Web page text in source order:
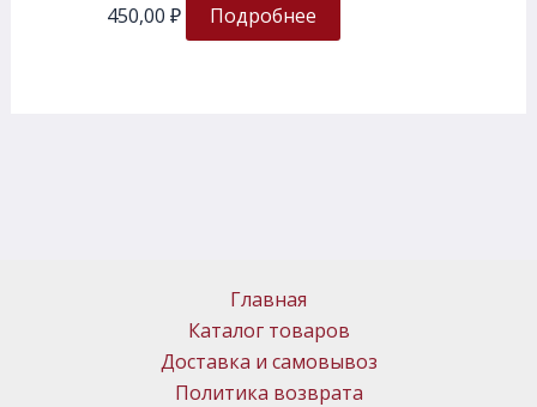
450,00 ₽ Подробнее
Главная
Каталог товаров
Доставка и самовывоз
Политика возврата